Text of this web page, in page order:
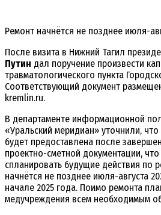
Ремонт начнётся не позднее июля-
После визита в Нижний Тагил
Путин дал поручение произвести
травматологического пункта
Соответствующий документ
kremlin.ru.
В департаменте информационной
«Уральский меридиан» уточнили,
будет предоставлена после
проектно-сметной документации,
спланировать будущие действия по
начнётся не позднее июля-августа
начале 2025 года. Поимо ремонта
медучреждения всем необходимым